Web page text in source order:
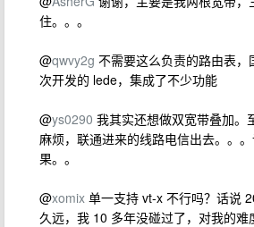
住。。。
@qwvy2g 不需要这么负责的路由表
次开发的 lede，集成了不少功能
@ys0290 我其实还想做双宽带叠加。
麻烦，联通进来的线路电信出去。。
果。。
@xomix 单一支持 vt-x 不行吗？话说
久远，我 10 多年没碰过了，对我的